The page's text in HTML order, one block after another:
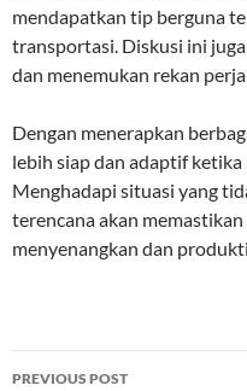
mendapatkan tip berguna
transportasi. Diskusi ini
dan menemukan rekan
Dengan menerapkan
lebih siap dan adaptif
Menghadapi situasi yang
terencana akan
menyenangkan dan
Post
PREVIOUS POST